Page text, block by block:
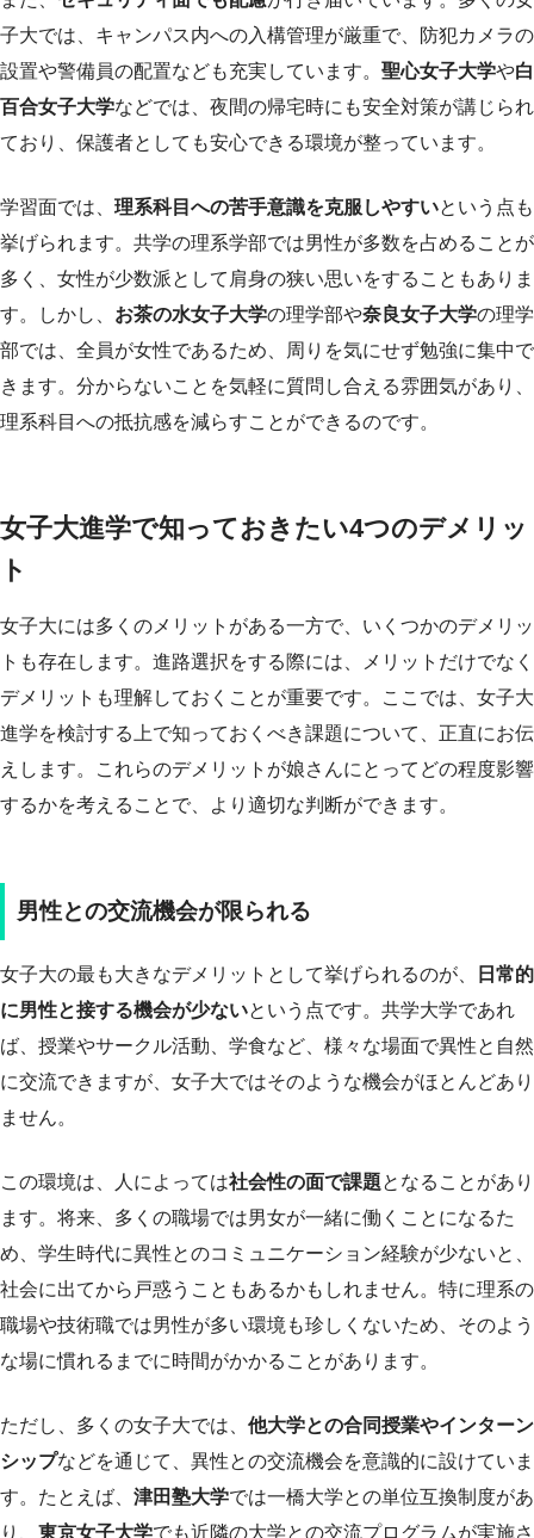
子大では、キャンパス内への入構管理が厳重で、防犯カメラの
設置や警備員の配置なども充実しています。 聖心女子大学や白
百合女子大学などでは、夜間の帰宅時にも安全対策が講じられ
ており、保護者としても安心できる環境が整っています。
学習面では、 理系科目への苦手意識を克服しやすいという点も
挙げられます。共学の理系学部では男性が多数を占めることが
多く、女性が少数派として肩身の狭い思いをすることもありま
す。しかし、 お茶の水女子大学の理学部や奈良女子大学の理学
部では、全員が女性であるため、周りを気にせず勉強に集中で
きます。分からないことを気軽に質問し合える雰囲気があり、
理系科目への抵抗感を減らすことができるのです。
女子大進学で知っておきたい4つのデメリッ
ト
女子大には多くのメリットがある一方で、いくつかのデメリッ
トも存在します。進路選択をする際には、メリットだけでなく
デメリットも理解しておくことが重要です。ここでは、女子大
進学を検討する上で知っておくべき課題について、正直にお伝
えします。これらのデメリットが娘さんにとってどの程度影響
するかを考えることで、より適切な判断ができます。
男性との交流機会が限られる
女子大の最も大きなデメリットとして挙げられるのが、
日常的
に男性と接する機会が少ないという点です。共学大学であれ
ば、授業やサークル活動、学食など、様々な場面で異性と自然
に交流できますが、女子大ではそのような機会がほとんどあり
ません。
この環境は、人によっては社会性の面で課題となることがあり
ます。将来、多くの職場では男女が一緒に働くことになるた
め、学生時代に異性とのコミュニケーション経験が少ないと、
社会に出てから戸惑うこともあるかもしれません。特に理系の
職場や技術職では男性が多い環境も珍しくないため、そのよう
な場に慣れるまでに時間がかかることがあります。
ただし、多くの女子大では、 他大学との合同授業やインターン
シップなどを通じて、異性との交流機会を意識的に設けていま
す。たとえば、 津田塾大学では一橋大学との単位互換制度があ
り、 東京女子大学でも近隣の大学との交流プログラムが実施さ